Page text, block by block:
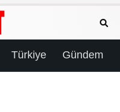
Türkiye Gündem